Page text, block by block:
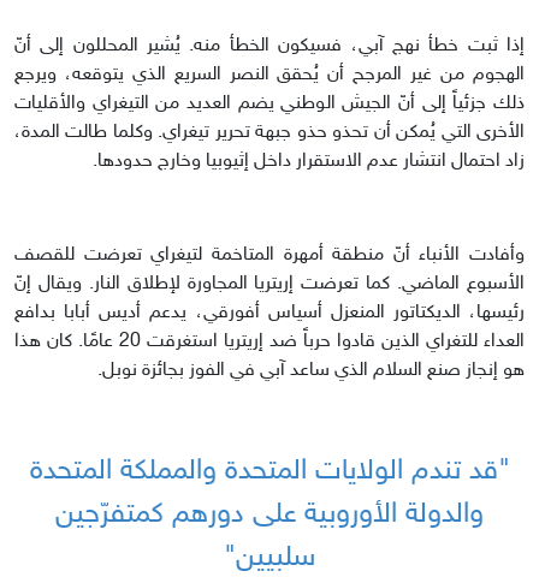
إذا ثبت خطأ نهج آبي، فسيكون الخطأ منه. يُشير المحللون إلى أنّ
الهجوم من غير المرجح أن يُحقق النصر السريع الذي يتوقعه، ويرجع
ذلك جزئياً إلى أنّ الجيش الوطني يضم العديد من التيغراي والأقليات
الأخرى التي يُمكن أن تحذو حذو جبهة تحرير تيغراي. وكلما طالت المدة،
زاد احتمال انتشار عدم الاستقرار داخل إثيوبيا وخارج حدودها.
وأفادت الأنباء أنّ منطقة أمهرة المتاخمة لتيغراي تعرضت للقصف
الأسبوع الماضي. كما تعرضت إريتريا المجاورة لإطلاق النار. ويقال إنّ
رئيسها، الديكتاتور المنعزل أسياس أفورقي، يدعم أديس أبابا بدافع
العداء للتغراي الذين قادوا حرباً ضد إريتريا استغرقت 20 عامًا. كان هذا
هو إنجاز صنع السلام الذي ساعد آبي في الفوز بجائزة نوبل.
"قد تندم الولايات المتحدة والمملكة المتحدة
والدولة الأوروبية على دورهم كمتفرّجين
سلبيين"